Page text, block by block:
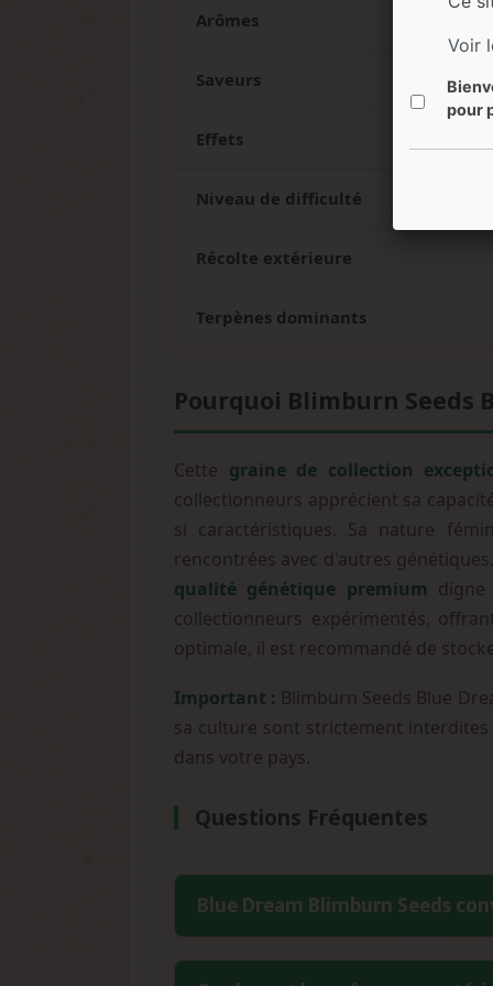
Arômes
Saveurs
Effets
Niveau de difficulté
Récolte extérieure
Terpènes dominants
Pourquoi Blimburn Seeds
Cette graine de collection
collectionneurs apprécient sa
si caractéristiques. Sa nature
rencontrées avec d'autres
qualité génétique premium
collectionneurs expérimentés,
optimale, il est recommandé de
Important : Blimburn Seeds Blue
sa culture sont strictement
dans votre pays.
Questions Fréquentes
Blue Dream Blimburn Seeds
Voir
pour